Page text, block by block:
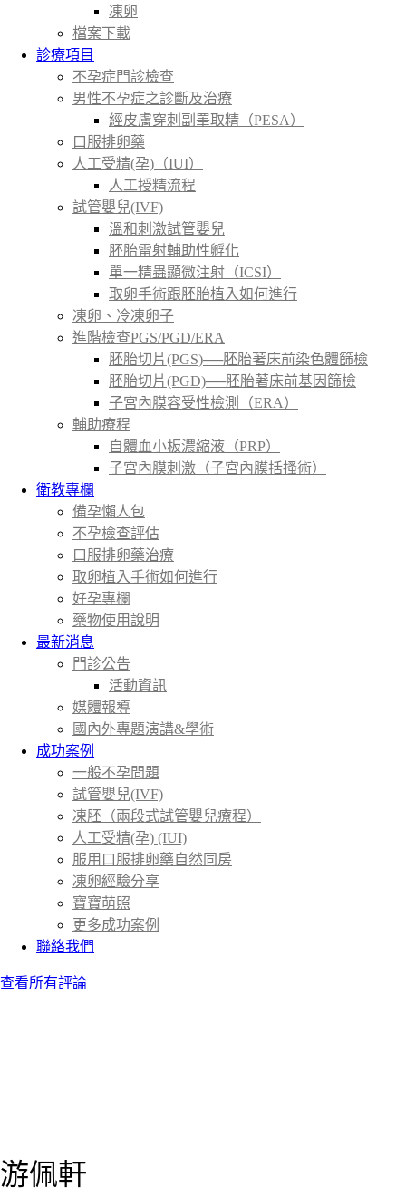
凍卵
檔案下載
診療項目
不孕症門診檢查
男性不孕症之診斷及治療
經皮膚穿刺副睪取精（PESA）
口服排卵藥
人工受精(孕)（IUI）
人工授精流程
試管嬰兒(IVF)
溫和刺激試管嬰兒
胚胎雷射輔助性孵化
單一精蟲顯微注射（ICSI）
取卵手術跟胚胎植入如何進行
凍卵、冷凍卵子
進階檢查PGS/PGD/ERA
胚胎切片(PGS)──胚胎著床前染色體篩檢
胚胎切片(PGD)──胚胎著床前基因篩檢
子宮內膜容受性檢測（ERA）
輔助療程
自體血小板濃縮液（PRP）
子宮內膜刺激（子宮內膜括搔術）
衛教專欄
備孕懶人包
不孕檢查評估
口服排卵藥治療
取卵植入手術如何進行
好孕專欄
藥物使用說明
最新消息
門診公告
活動資訊
媒體報導
國內外專題演講&學術
成功案例
一般不孕問題
試管嬰兒(IVF)
凍胚（兩段式試管嬰兒療程）
人工受精(孕) (IUI)
服用口服排卵藥自然同房
凍卵經驗分享
寶寶萌照
更多成功案例
聯絡我們
查看所有評論
游佩軒